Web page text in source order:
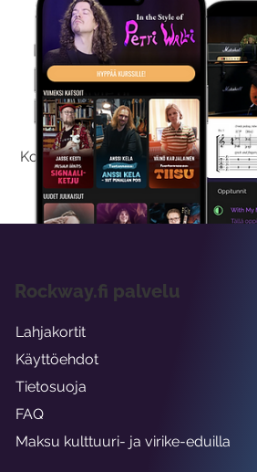
Kokeile
Kokeilemalla ilmaiseksi saat koko
viikon ajaksi.
Rockway.fi palvelu
Lahjakortit
Käyttöehdot
Tietosuoja
FAQ
Maksu kulttuuri- ja virike-eduilla